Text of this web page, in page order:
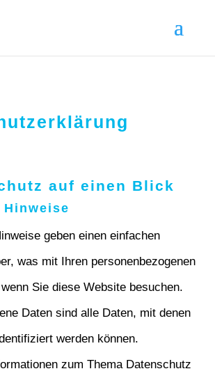
auf einen Blick
geben einen einfachen
was mit Ihren personenbezogenen
Sie diese Website besuchen.
Daten sind alle Daten, mit denen
werden können.
zum Thema Datenschutz